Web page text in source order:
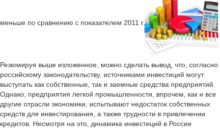
меньше по сравнению с показателем 2011 г.
Резюмируя выше изложенное, можно сделать вывод, что, согласно
российскому законодательству, источниками инвестиций могут
выступать как собственные, так и заемные средства предприятий.
Однако, предприятия легкой промышленности, впрочем, как и все
другие отрасли экономики, испытывают недостаток собственных
средств для инвестирования, а также трудности в привлечении
кредитов. Несмотря на это, динамика инвестиций в России